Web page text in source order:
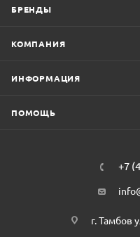
БРЕНДЫ
КОМПАНИЯ
ИНФОРМАЦИЯ
ПОМОЩЬ
+7
г. Тамбов